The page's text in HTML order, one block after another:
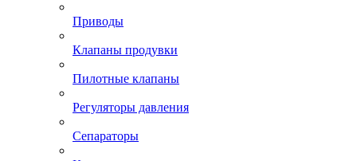
Приводы
Клапаны продувки
Пилотные клапаны
Регуляторы давления
Сепараторы